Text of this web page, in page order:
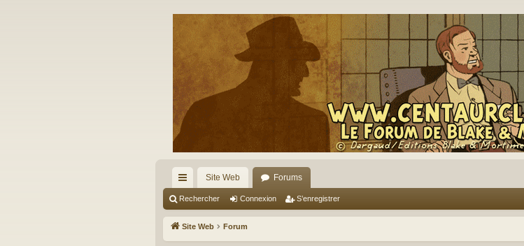
cc
ès
ra
Site Web Forums
Rechercher Connexion S’enregistrer
Site Web Forum